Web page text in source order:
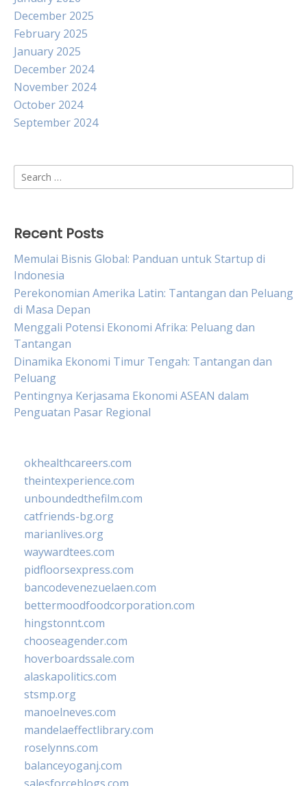
December 2025
February 2025
January 2025
December 2024
November 2024
October 2024
September 2024
Search
for:
Recent Posts
Memulai Bisnis Global: Panduan untuk Startup di
Indonesia
Perekonomian Amerika Latin: Tantangan dan Peluang
di Masa Depan
Menggali Potensi Ekonomi Afrika: Peluang dan
Tantangan
Dinamika Ekonomi Timur Tengah: Tantangan dan
Peluang
Pentingnya Kerjasama Ekonomi ASEAN dalam
Penguatan Pasar Regional
okhealthcareers.com
theintexperience.com
unboundedthefilm.com
catfriends-bg.org
marianlives.org
waywardtees.com
pidfloorsexpress.com
bancodevenezuelaen.com
bettermoodfoodcorporation.com
hingstonnt.com
chooseagender.com
hoverboardssale.com
alaskapolitics.com
stsmp.org
manoelneves.com
mandelaeffectlibrary.com
roselynns.com
balanceyoganj.com